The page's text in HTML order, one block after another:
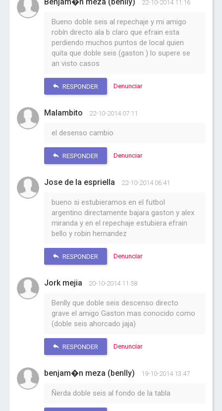
22-10-2014 11:16
Bueno doble seis al repechaje y mi amigo
robín directo ala b claro que efrain esta
perdiendo muchos puntos de local quien
quita que doble seis (gaston ) lo supere se
an visto casos
RESPONDER Denunciar
Malambito 22-10-2014 07:11
el desenso cambio
RESPONDER Denunciar
Jose de la espriella 22-10-2014 06:41
bueno si estubieramos en el futbol
argentino directamente bajara gaston y alex
miranda y en el repechaje estubiera efrain
bello y robin hernandez
RESPONDER Denunciar
Jork mejia 20-10-2014 11:58
Benlly que doble seis descenso directo
grave el amigo Gaston mas conocido como
(doble seis ahorcado jaja)
RESPONDER Denunciar
benjam�n meza (benlly) 19-10-2014 13:47
Ñerda doble seis al fondo de la tabla